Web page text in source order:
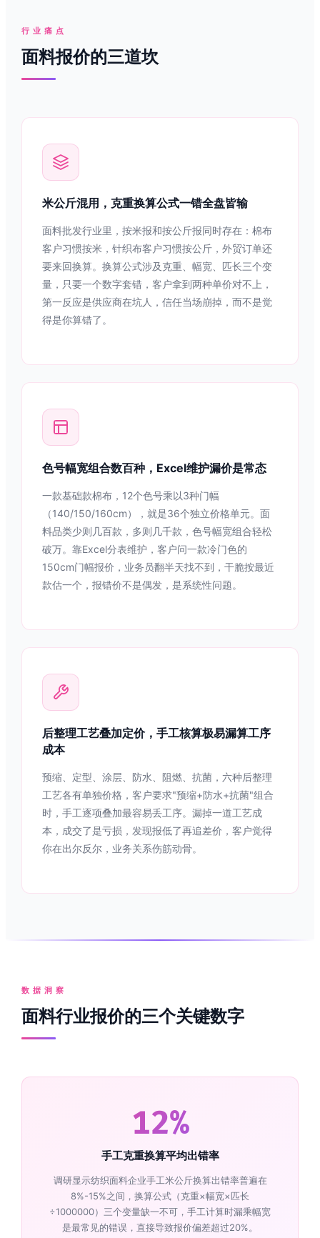
行业痛点
面料报价的三道坎
米公斤混用，克重换算公式一错全盘皆输
面料批发行业里，按米报和按公斤报同时存在：棉布
客户习惯按米，针织布客户习惯按公斤，外贸订单还
要来回换算。换算公式涉及克重、幅宽、匹长三个变
量，只要一个数字套错，客户拿到两种单价对不上，
第一反应是供应商在坑人，信任当场崩掉，而不是觉
得是你算错了。
色号幅宽组合数百种，Excel维护漏价是常态
一款基础款棉布，12个色号乘以3种门幅
（140/150/160cm），就是36个独立价格单元。面
料品类少则几百款，多则几千款，色号幅宽组合轻松
破万。靠Excel分表维护，客户问一款冷门色的
150cm门幅报价，业务员翻半天找不到，干脆按最近
款估一个，报错价不是偶发，是系统性问题。
后整理工艺叠加定价，手工核算极易漏算工序
成本
预缩、定型、涂层、防水、阻燃、抗菌，六种后整理
工艺各有单独价格，客户要求"预缩+防水+抗菌"组合
时，手工逐项叠加最容易丢工序。漏掉一道工艺成
本，成交了是亏损，发现报低了再追差价，客户觉得
你在出尔反尔，业务关系伤筋动骨。
数据洞察
面料行业报价的三个关键数字
12%
手工克重换算平均出错率
调研显示纺织面料企业手工米公斤换算出错率普遍在
8%-15%之间，换算公式（克重×幅宽×匹长
÷1000000）三个变量缺一不可，手工计算时漏乘幅宽
是最常见的错误，直接导致报价偏差超过20%。